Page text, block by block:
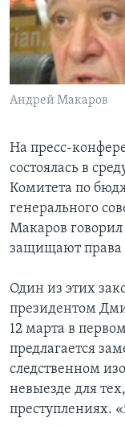
Learning English
СОЦИАЛЬНЫЕ СЕТИ
Языки
Андрей Макаров
На пресс-
состоялась в
Комитета по
генерального
Макаров
защищают права
Один из этих
президентом
12 марта в
предлагается
следственном
невыезде для
преступлениях.